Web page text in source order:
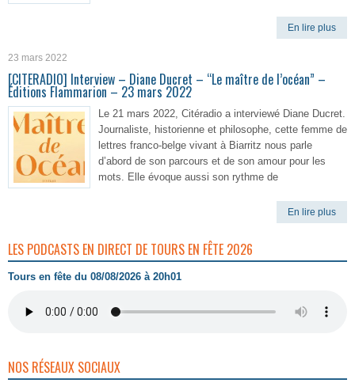
En lire plus
23 mars 2022
[CITERADIO] Interview – Diane Ducret – “Le maître de l’océan” –
Éditions Flammarion – 23 mars 2022
Le 21 mars 2022, Citéradio a interviewé Diane Ducret.
Journaliste, historienne et philosophe, cette femme de
lettres franco-belge vivant à Biarritz nous parle
d’abord de son parcours et de son amour pour les
mots. Elle évoque aussi son rythme de
En lire plus
LES PODCASTS EN DIRECT DE TOURS EN FÊTE 2026
Tours en fête du 08/08/2026 à 20h01
NOS RÉSEAUX SOCIAUX